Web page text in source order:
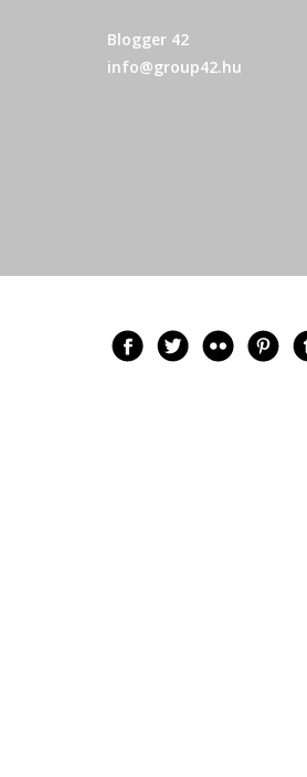
Blogger 42
info@group42.hu